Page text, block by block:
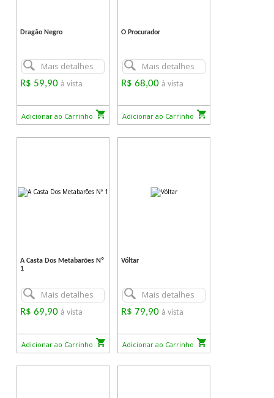
Dragão Negro
Mais detalhes
R$ 59,90à vista
Adicionar ao Carrinho
O Procurador
Mais detalhes
R$ 68,00à vista
Adicionar ao Carrinho
A Casta Dos Metabarões Nº
1
Mais detalhes
R$ 69,90à vista
Adicionar ao Carrinho
Vóltar
Mais detalhes
R$ 79,90à vista
Adicionar ao Carrinho